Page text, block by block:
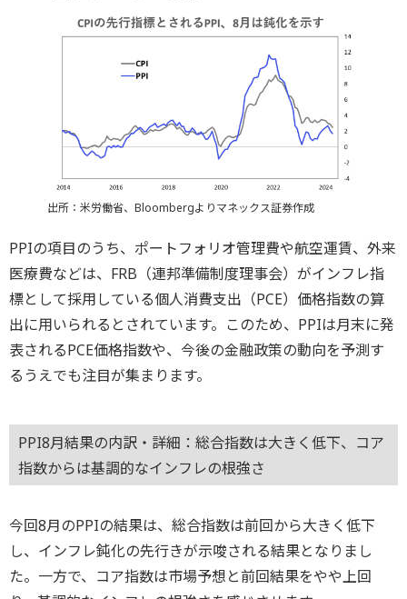
出所：米労働省、Bloombergよりマネックス証券作成
PPIの項目のうち、ポートフォリオ管理費や航空運賃、外来
医療費などは、FRB（連邦準備制度理事会）がインフレ指
標として採用している個人消費支出（PCE）価格指数の算
出に用いられるとされています。このため、PPIは月末に発
表されるPCE価格指数や、今後の金融政策の動向を予測す
るうえでも注目が集まります。
PPI8月結果の内訳・詳細：総合指数は大きく低下、コア
指数からは基調的なインフレの根強さ
今回8月のPPIの結果は、総合指数は前回から大きく低下
し、インフレ鈍化の先行きが示唆される結果となりまし
た。一方で、コア指数は市場予想と前回結果をやや上回